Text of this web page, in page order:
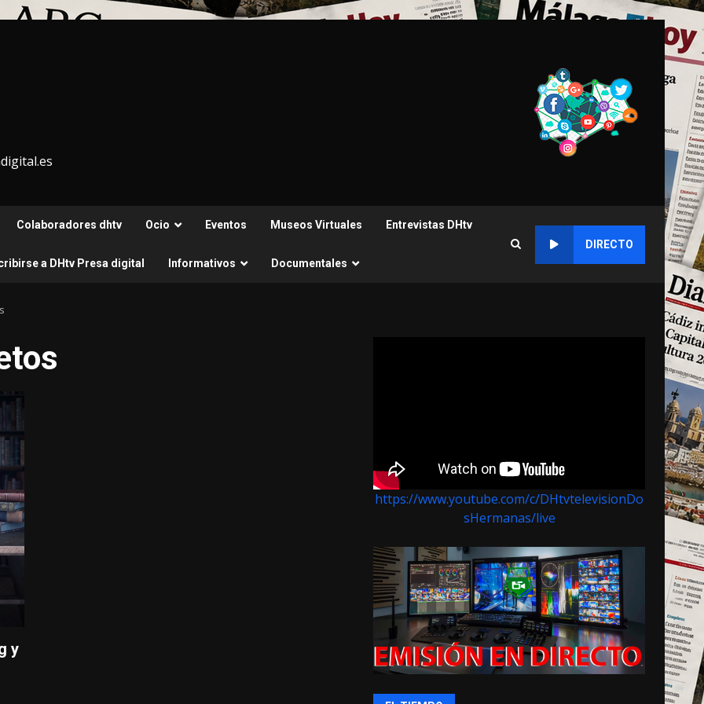
Colaboradores dhtv Ocio Eventos Museos Virtuales Entrevistas DHtv
a DHtv Presa digital Informativos Documentales
DIRECTO
y
https://www.youtube.com/c/DHtvtelevisionDo
sHermanas/live